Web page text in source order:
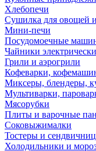
Хлебопечи
Сушилка для овощей
Мини-печи
Посудомоечные
Чайники
Грили и аэрогрили
Кофеварки,
Миксеры, блендеры,
Мультиварки,
Мясорубки
Плиты и варочные
Соковыжималки
Тостеры и
Холодильники и